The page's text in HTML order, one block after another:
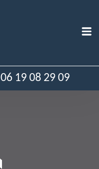
06 19 08 29 09